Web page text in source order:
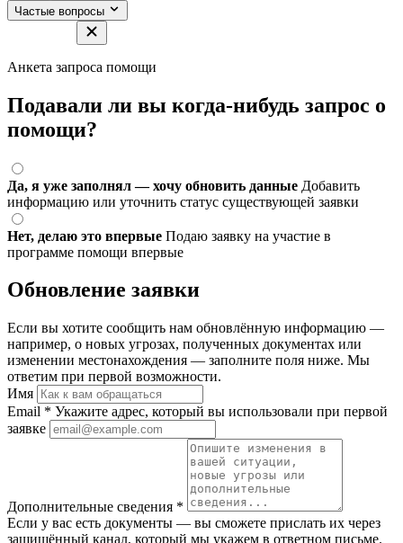
Частые вопросы
Анкета запроса помощи
Подавали ли вы когда-нибудь запрос о
помощи?
Да, я уже заполнял — хочу обновить данные Добавить
информацию или уточнить статус существующей заявки
Нет, делаю это впервые Подаю заявку на участие в
программе помощи впервые
Обновление заявки
Если вы хотите сообщить нам обновлённую информацию —
например, о новых угрозах, полученных документах или
изменении местонахождения — заполните поля ниже. Мы
ответим при первой возможности.
Имя
Email * Укажите адрес, который вы использовали при первой
заявке
Дополнительные сведения *
Если у вас есть документы — вы сможете прислать их через
защищённый канал, который мы укажем в ответном письме.